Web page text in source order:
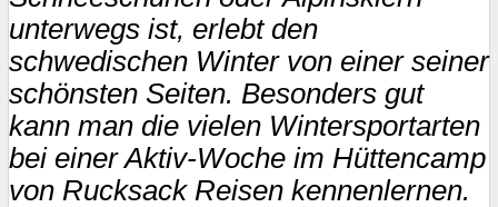
unterwegs ist, erlebt den
schwedischen Winter von einer seiner
schönsten Seiten. Besonders gut
kann man die vielen Wintersportarten
bei einer Aktiv-Woche im Hüttencamp
von Rucksack Reisen kennenlernen.